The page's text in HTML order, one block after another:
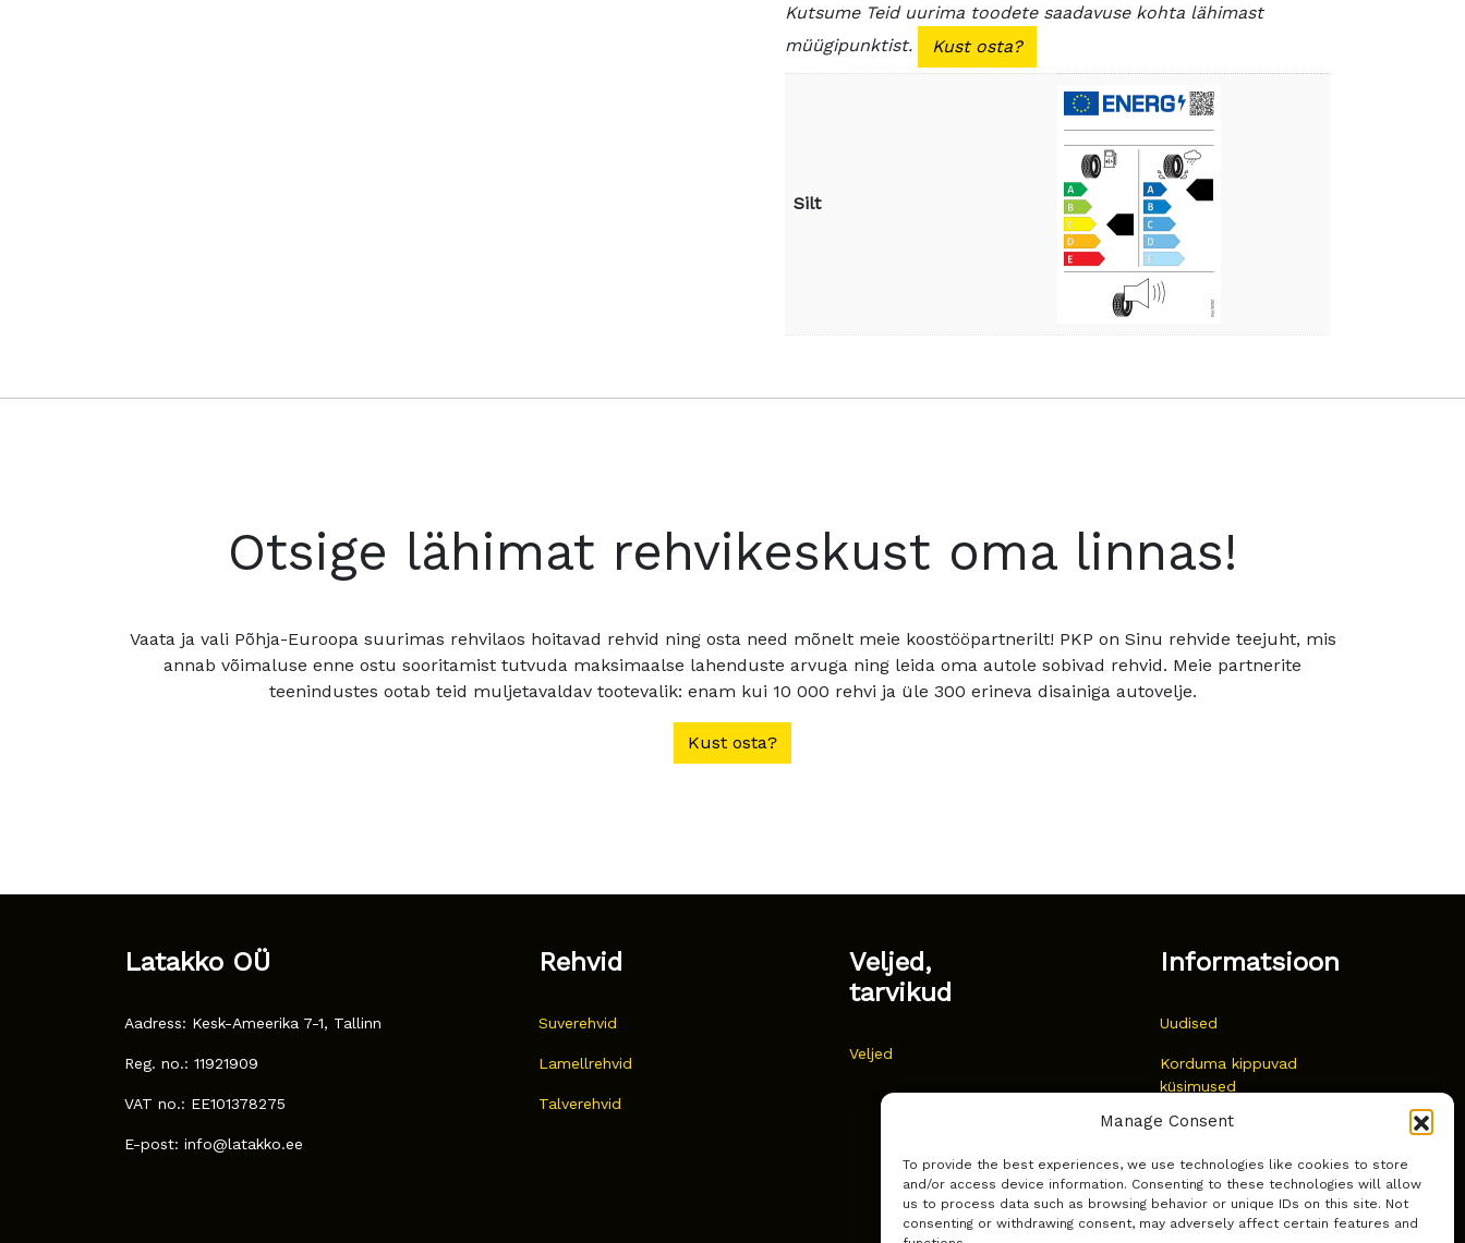
Manage Consent
To provide the best experiences, we use technologies like cookies to store
and/or access device information. Consenting to these technologies will allow
us to process data such as browsing behavior or unique IDs on this site. Not
consenting or withdrawing consent, may adversely affect certain features and
Kutsume Teid uurima toodete saadavuse kohta lähimast
müügipunktist.
Kust osta?
Silt
Otsige lähimat rehvikeskust oma linnas!
Vaata ja vali Põhja-Euroopa suurimas rehvilaos hoitavad rehvid ning osta need mõnelt meie koostööpartnerilt! PKP on Sinu rehvide teejuht, mis
annab võimaluse enne ostu sooritamist tutvuda maksimaalse lahenduste arvuga ning leida oma autole sobivad rehvid. Meie partnerite
teenindustes ootab teid muljetavaldav tootevalik: enam kui 10 000 rehvi ja üle 300 erineva disainiga autovelje.
Kust osta?
Latakko OÜ
Aadress: Kesk-Ameerika 7-1, Tallinn
Reg. no.: 11921909
VAT no.: EE101378275
E-post: info@latakko.ee
Rehvid
Suverehvid
Lamellrehvid
Talverehvid
Veljed,
tarvikud
Veljed
Informatsioon
Uudised
Korduma kippuvad
küsimused
Kust osta?
Küpsiste poliitika